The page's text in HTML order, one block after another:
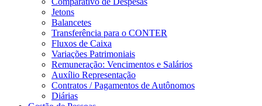
Jetons
Balancetes
Transferência para o CONTER
Fluxos de Caixa
Variações Patrimoniais
Remuneração: Vencimentos e Salários
Auxílio Representação
Contratos / Pagamentos de Autônomos
Diárias